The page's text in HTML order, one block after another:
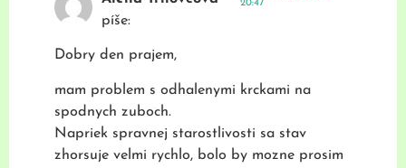
píše:
20:47
Dobry den prajem,
mam problem s odhalenymi krckami na
spodnych zuboch.
Napriek spravnej starostlivosti sa stav
zhorsuje velmi rychlo, bolo by mozne prosim